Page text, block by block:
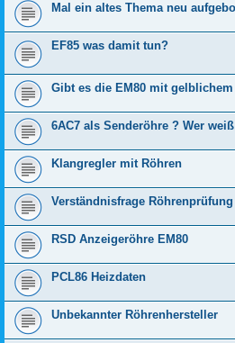
Mal ein altes Thema neu
EF85 was damit tun?
Gibt es die EM80 mit
6AC7 als Senderöhre ? Wer
Klangregler mit Röhren
Verständnisfrage Röhrenprüfung
RSD Anzeigeröhre EM80
PCL86 Heizdaten
Unbekannter Röhrenhersteller